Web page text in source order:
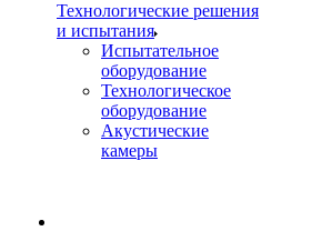
Технологические решения
и испытания
Испытательное
оборудование
Технологическое
оборудование
Акустические
камеры